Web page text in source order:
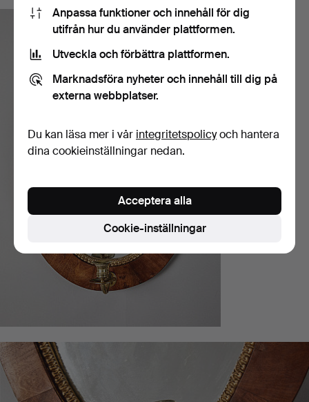
Anpassa funktioner och innehåll för dig
utifrån hur du använder plattformen.
Utveckla och förbättra plattformen.
Marknadsföra nyheter och innehåll till dig på
externa webbplatser.
Du kan läsa mer i vår integritetspolicyoch hantera
dina cookieinställningar nedan.
Cookie-inställningar
Acceptera alla